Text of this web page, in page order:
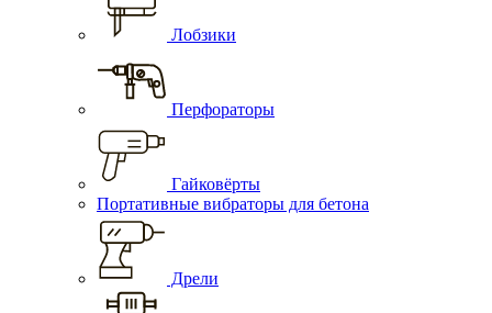
Лобзики
Перфораторы
Гайковёрты
Портативные вибраторы для бетона
Дрели